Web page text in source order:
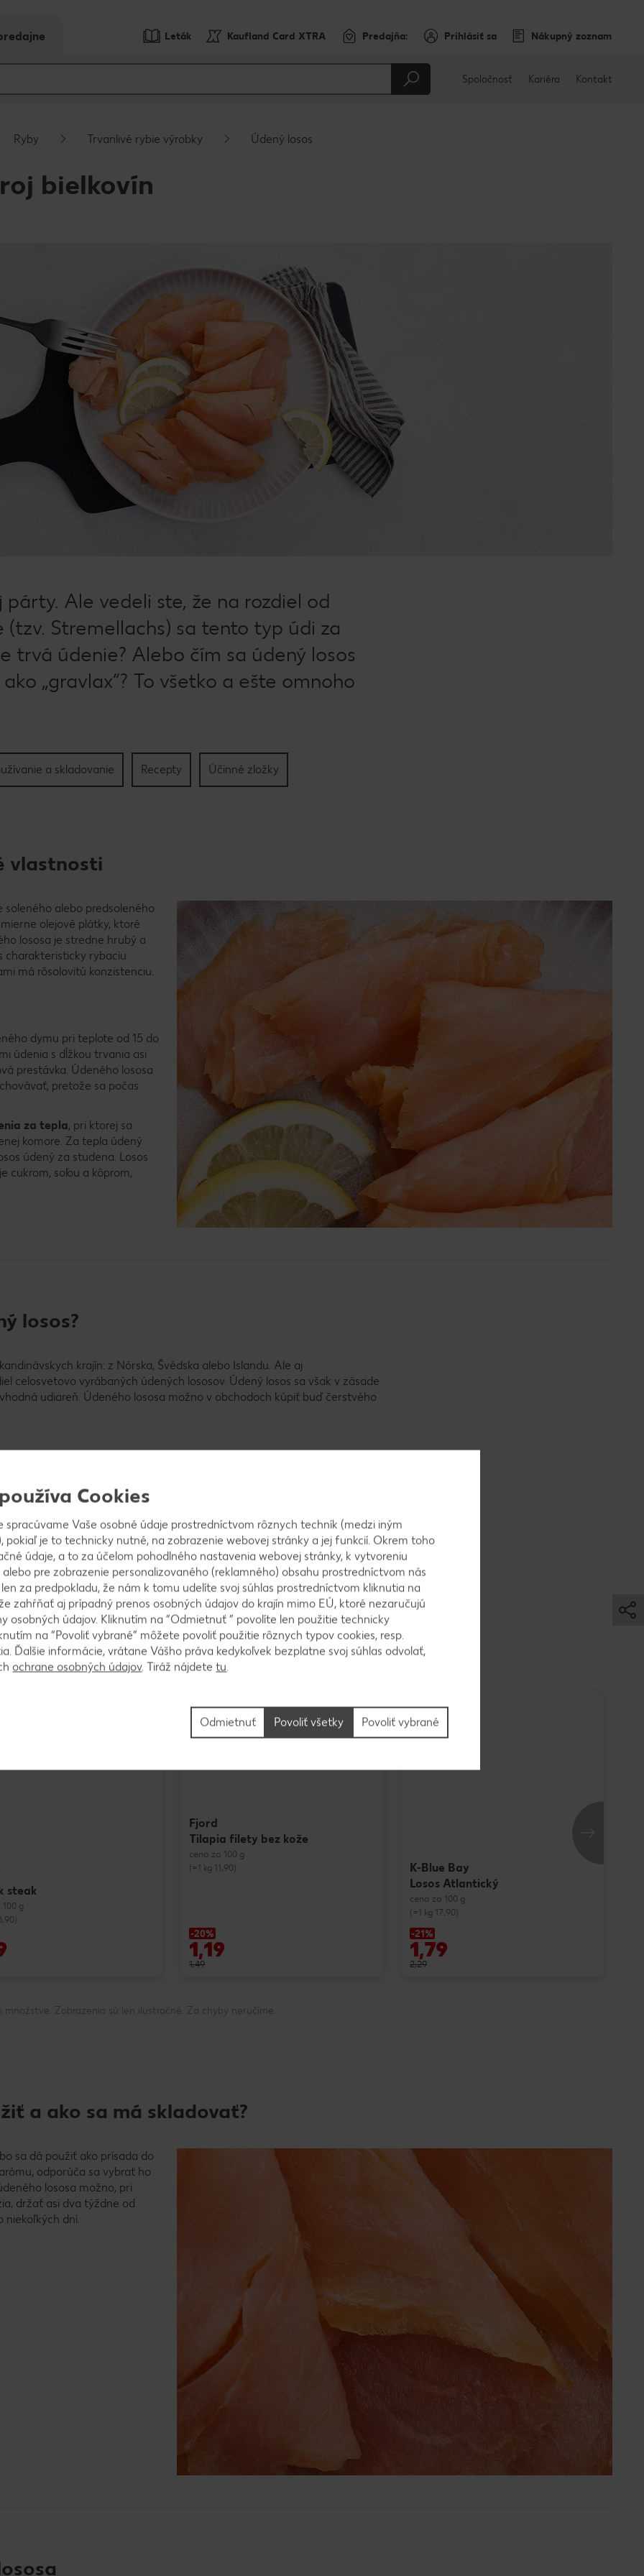
Leták Kaufland Card XTRA Predajňa: Prihlásiť sa Nákupný zoznam
Spoločnosť Kariéra Kontakt
Ryby Trvanlivé rybie výrobky Údený losos
bielkovín
Ale vedeli ste, že na rozdiel od
Stremellachs) sa tento typ údi za
trvá údenie? Alebo čím sa údený losos
„gravlax“? To všetko a ešte omnoho
a skladovanie Recepty Účinné zložky
vlastnosti
alebo predsoleného
olejové plátky, ktoré
lososa je stredne hrubý a
charakteristicky rybaciu
má rôsolovitú konzistenciu.
dymu pri teplote od 15 do
údenia s dĺžkou trvania asi
prestávka. Údeného lososa
pretože sa počas
za tepla, pri ktorej sa
komore. Za tepla údený
údený za studena. Losos
cukrom, soľou a kôprom,
losos?
krajín: z Nórska, Švédska alebo Islandu. Ale aj
celosvetovo vyrábaných údených lososov. Údený losos sa však v zásade
udiareň. Údeného lososa možno v obchodoch kúpiť buď čerstvého
možno kúpiť spravidla od februára do konca septembra, ide totiž o
predovšetkým na jeseň a v zime.
trvanlivých výrobkov
06.08.2026 do 12.08.2026
steak
g
Mimoriadna ponuka!
Fjord
Tilapia filety bez kože
cena za 100 g
(=1 kg 11,90)
-20%
1,19
1,49
K-Blue Bay
Losos Atlantický
cena za 100 g
(=1 kg 17,90)
-21%
1,79
2,29
Zobrazenia sú len ilustračné. Za chyby neručíme.
a ako sa má skladovať?
sa dá použiť ako prísada do
odporúča sa vybrať ho
lososa možno, pri
držať asi dva týždne od
niekoľkých dní.
Cookies
spracúvame Vaše osobné údaje prostredníctvom rôznych techník (medzi iným
pokiaľ je to technicky nutné, na zobrazenie webovej stránky a jej funkcií. Okrem toho
údaje, a to za účelom pohodlného nastavenia webovej stránky, k vytvoreniu
pre zobrazenie personalizovaného (reklamného) obsahu prostredníctvom nás
za predpokladu, že nám k tomu udelíte svoj súhlas prostredníctvom kliknutia na
zahŕňať aj prípadný prenos osobných údajov do krajín mimo EÚ, ktoré nezaručujú
osobných údajov. Kliknutím na “Odmietnuť ” povolíte len použitie technicky
na “Povoliť vybrané” môžete povoliť použitie rôznych typov cookies, resp.
Ďalšie informácie, vrátane Vášho práva kedykoľvek bezplatne svoj súhlas odvolať,
ochrane osobných údajov. Tiráž nájdetetu.
Povoliť vybrané
Odmietnuť Povoliť všetky